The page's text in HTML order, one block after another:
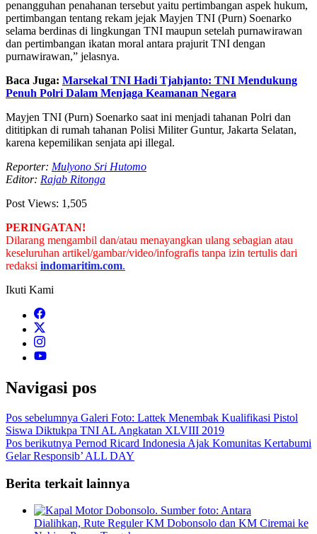
penangguhan penahanan tersebut yaitu pertimbangan aspek hukum,
pertimbangan tentang rekam jejak Mayjen TNI (Purn) Soenarko
selama berdinas di lingkungan TNI maupun setelah purnawirawan
dan pertimbangan ikatan moral antara prajurit TNI dengan
purnawirawan,” jelasnya.
Baca Juga: Marsekal TNI Hadi Tjahjanto: TNI Mendukung
Penuh Polri Dalam Menjaga Keamanan Negara
Mayjen TNI (Purn) Soenarko saat ini menjadi tahanan Polri dan
dititipkan di rumah tahanan Polisi Militer Guntur, Jakarta Selatan,
karena kepemilikan senjata api illegal.
Reporter: Mulyono Sri Hutomo
Editor: Rajab Ritonga
Post Views: 1,505
PERINGATAN!
Dilarang mengambil dan/atau menayangkan ulang sebagian atau
keseluruhan artikel/gambar/video/infografis tanpa izin tertulis dari
redaksi indomaritim.com.
Ikuti Kami
Navigasi pos
Pos sebelumnya Galeri Foto: Lattek Menembak Kualifikasi Pistol
Siswa Diktukpa TNI AL Angkatan XLVIII 2019
Pos berikutnya Pernod Ricard Indonesia Ajak Komunitas Kertabumi
Gelar Responsib’ ALL DAY
Berita terkait lainnya
Dialihkan, Rute Reguler KM Dobonsolo dan KM Ciremai ke